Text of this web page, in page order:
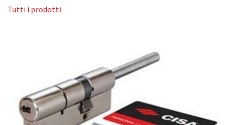
Tutti i prodotti